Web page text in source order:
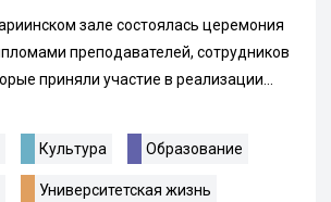
зале состоялась церемония
преподавателей, сотрудников
приняли участие в реализации...
Культура Образование
Университетская жизнь